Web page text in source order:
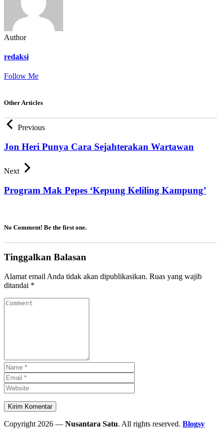
Author
redaksi
Follow Me
Other Articles
Previous
Jon Heri Punya Cara Sejahterakan Wartawan
Next
Program Mak Pepes ‘Kepung Keliling Kampung’
No Comment! Be the first one.
Tinggalkan Balasan
Alamat email Anda tidak akan dipublikasikan. Ruas yang wajib
ditandai *
Copyright 2026 — Nusantara Satu. All rights reserved. Blogsy